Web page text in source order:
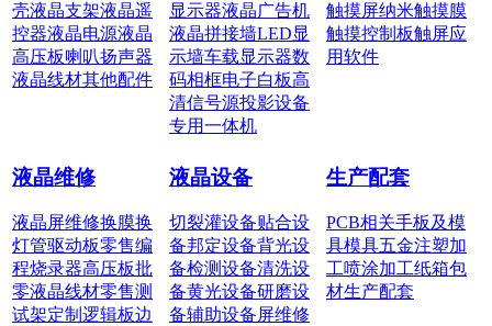
壳液晶支架液晶遥
控器液晶电源液晶
高压板喇叭扬声器
液晶线材其他配件
显示器液晶广告机
液晶拼接墙LED显
示墙车载显示器数
码相框电子白板高
清信号源投影设备
专用一体机
触摸屏纳米触摸膜
触摸控制板触屏应
用软件
液晶维修
液晶屏维修换膜换
灯管驱动板零售编
程烧录器高压板批
零液晶线材零售测
试架定制 逻辑板边
液晶设备
切裂灌设备贴合设
备邦定设备背光设
备检测设备清洗设
备黄光设备研磨设
备辅助设备屏维修
生产配套
PCB相关手板及模
具模具五金注塑加
工喷涂加工纸箱包
材生产配套